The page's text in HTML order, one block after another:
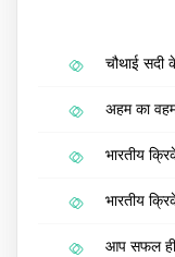
चौथाई सदी
अहम का
भारतीय
भारतीय
आप सफल